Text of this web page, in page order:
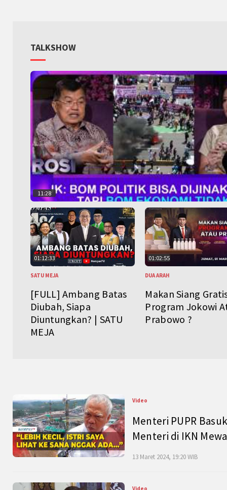
TALKSHOW
11:28
01:12:33
SATU MEJA
[FULL] Ambang Batas
Diubah, Siapa
Diuntungkan? | SATU
MEJA
01:02:55
DUA ARAH
Makan Siang
Program Jokowi
Prabowo ?
Video
Menteri PUPR
Menteri di IKN
13 Maret 2024, 19:20 WIB
Video